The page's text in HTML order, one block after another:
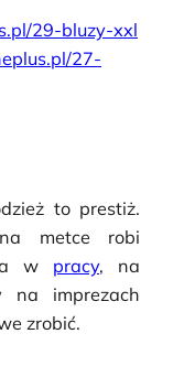
29-bluzy-xxl
27-
to prestiż.
metce robi
w pracy, na
na imprezach
zrobić.